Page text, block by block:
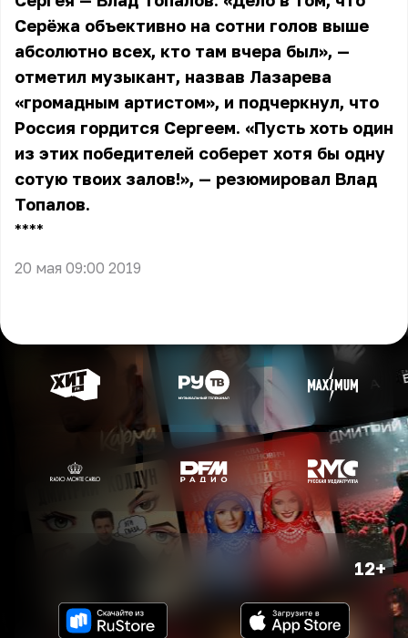
Серёжа объективно на сотни голов выше
абсолютно всех, кто там вчера был», —
отметил музыкант, назвав Лазарева
«громадным артистом», и подчеркнул, что
Россия гордится Сергеем. «Пусть хоть один
из этих победителей соберет хотя бы одну
сотую твоих залов!», — резюмировал Влад
Топалов.
** **
20 мая 09:00 2019
12+